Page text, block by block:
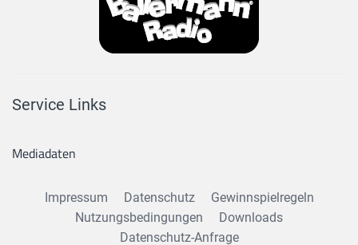
Service Links
Mediadaten
Impressum Datenschutz
Gewinnspielregeln
Nutzungsbedingungen
Downloads
Datenschutz-Anfrage